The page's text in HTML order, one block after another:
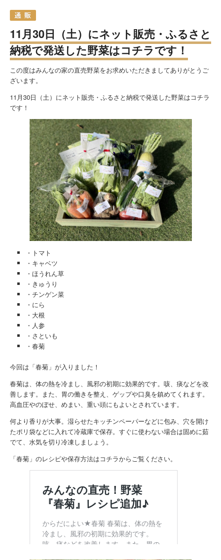
11月30日（土）にネット販売・ふるさと
納税で発送した野菜はコチラです！
この度はみんなの家の直売野菜をお求めいただきましてありがとうご
ざいます。
11月30日（土）にネット販売・ふるさと納税で発送した野菜はコチラ
です！
・トマト
・キャベツ
・ほうれん草
・きゅうり
・チンゲン菜
・にら
・大根
・人参
・さといも
・春菊
今回は「春菊」が入りました！
春菊は、体の熱を冷まし、風邪の初期に効果的です。咳、痰などを改
善します。また、胃の働きを整え、ゲップや口臭を鎮めてくれます。
高血圧やのぼせ、めまい、重い頭にもよいとされています。
何より香りが大事。湿らせたキッチンペーパーなどに包み、穴を開け
たポリ袋などに入れて冷蔵庫で保存。すぐに使わない場合は固めに茹
でて、水気を切り冷凍しましょう。
「春菊」のレシピや保存方法はコチラからご覧ください。